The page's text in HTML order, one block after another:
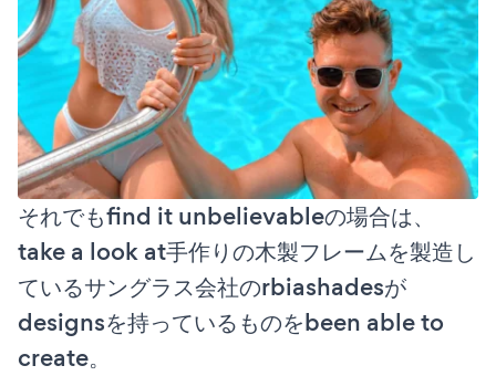
それでもfind it unbelievableの場合は、
take a look at手作りの木製フレームを製造し
ているサングラス会社のrbiashadesが
designsを持っているものをbeen able to
create。